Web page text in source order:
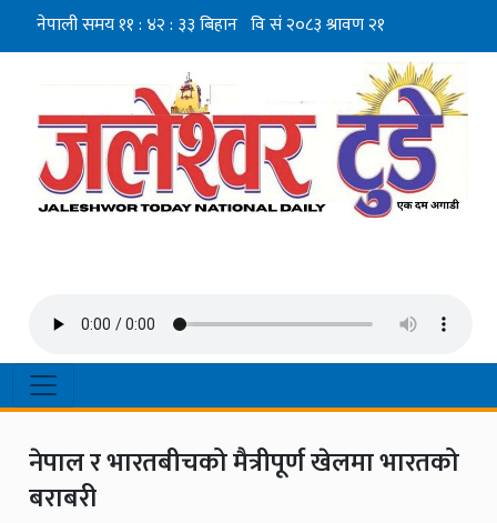
नेपाल र भारतबीचको मैत्रीपूर्ण खेलमा भारतको
बराबरी